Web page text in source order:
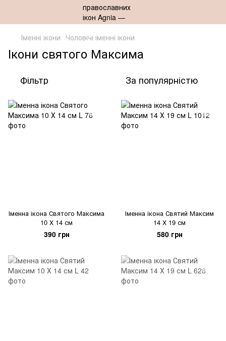
Іменні ікони Чоловічі іменні ікони
Ікони святого Максима
Фільтр За популярністю
Іменна ікона Святого Максима
10 Х 14 см
390 грн
Іменна ікона Святий Максим
14 Х 19 см
580 грн